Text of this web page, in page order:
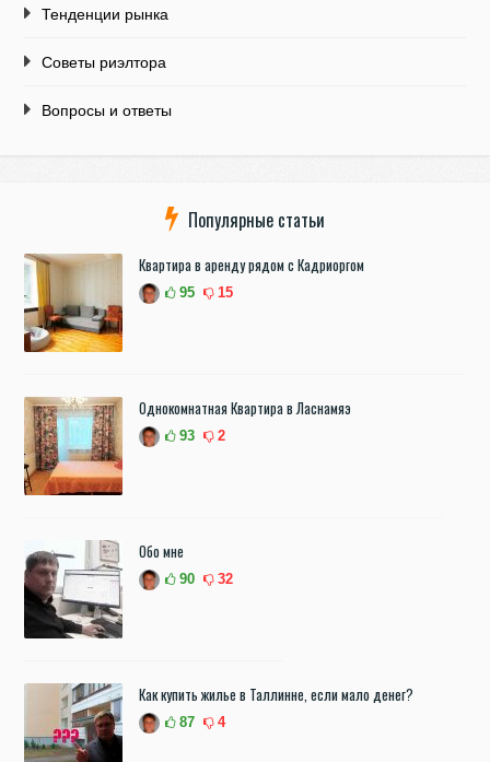
Тенденции рынка
Советы риэлтора
Вопросы и ответы
Популярные статьи
Квартира в аренду рядом с Кадриоргом
95 15
Однокомнатная Квартира в Ласнамяэ
93 2
Обо мне
90 32
Как купить жилье в Таллинне, если мало денег?
87 4